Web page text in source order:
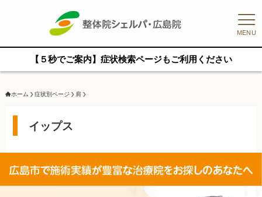
MENU
【５秒でご案内】症状検索ページもご利用ください
ホーム 症状別ページ 肩
イップス